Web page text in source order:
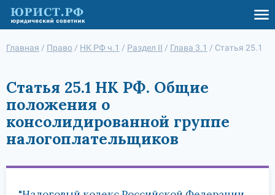
Главная / Право / НК РФ ч.1 / Раздел II / Глава 3.1 / Статья 25.1
Статья 25.1 НК РФ. Общие
положения о
консолидированной группе
налогоплательщиков